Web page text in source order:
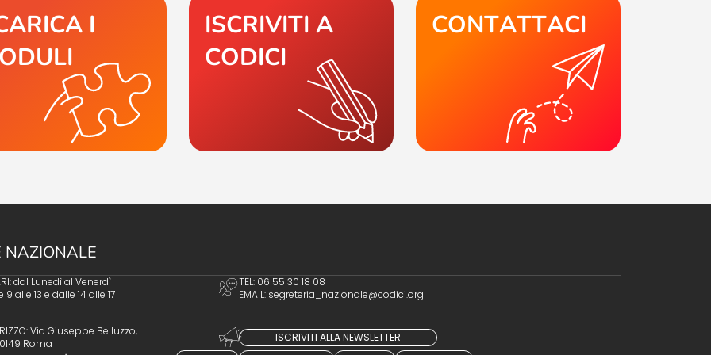
I
ISCRIVITI A
CODICI
CONTATTACI
NAZIONALE
dal Lunedì al Venerdì
9 alle 13 e dalle 14 alle 17
TEL: 06 55 30 18 08
EMAIL: segreteria_nazionale@codici.org
Via Giuseppe Belluzzo,
Roma
ISCRIVITI ALLA NEWSLETTER